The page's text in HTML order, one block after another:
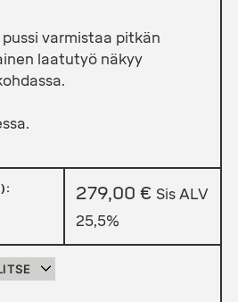
varmistaa pitkän
laatutyö näkyy
279,00 € Sis ALV
25,5%